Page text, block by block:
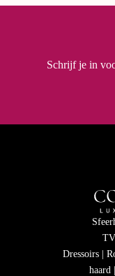
Schrijf je in
Dressoirs |
haard